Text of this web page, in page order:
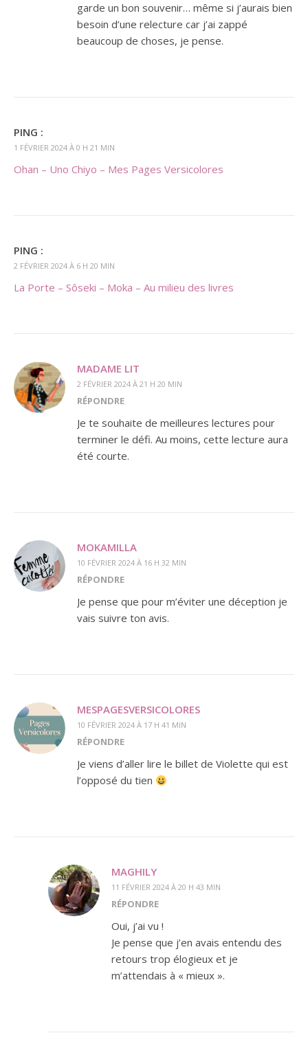
garde un bon souvenir… même si j’aurais bien
besoin d’une relecture car j’ai zappé
beaucoup de choses, je pense.
PING :
1 FÉVRIER 2024 À 0 H 21 MIN
Ohan – Uno Chiyo – Mes Pages Versicolores
PING :
2 FÉVRIER 2024 À 6 H 20 MIN
La Porte – Sôseki – Moka – Au milieu des livres
MADAME LIT
2 FÉVRIER 2024 À 21 H 20 MIN
RÉPONDRE
Je te souhaite de meilleures lectures pour
terminer le défi. Au moins, cette lecture aura
été courte.
MOKAMILLA
10 FÉVRIER 2024 À 16 H 32 MIN
RÉPONDRE
Je pense que pour m’éviter une déception je
vais suivre ton avis.
MESPAGESVERSICOLORES
10 FÉVRIER 2024 À 17 H 41 MIN
RÉPONDRE
Je viens d’aller lire le billet de Violette qui est
l’opposé du tien
MAGHILY
11 FÉVRIER 2024 À 20 H 43 MIN
RÉPONDRE
Oui, j’ai vu !
Je pense que j’en avais entendu des
retours trop élogieux et je
m’attendais à « mieux ».